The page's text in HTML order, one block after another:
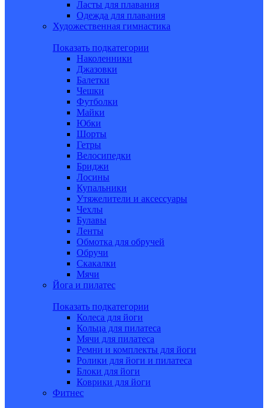
Ласты для плавания
Одежда для плавания
Художественная гимнастика
Показать подкатегории
Наколенники
Джазовки
Балетки
Чешки
Футболки
Майки
Юбки
Шорты
Гетры
Велосипедки
Бриджи
Лосины
Купальники
Утяжелители и аксессуары
Чехлы
Булавы
Ленты
Обмотка для обручей
Обручи
Скакалки
Мячи
Йога и пилатес
Показать подкатегории
Колеса для йоги
Кольца для пилатеса
Мячи для пилатеса
Ремни и комплекты для йоги
Ролики для йоги и пилатеса
Блоки для йоги
Коврики для йоги
Фитнес